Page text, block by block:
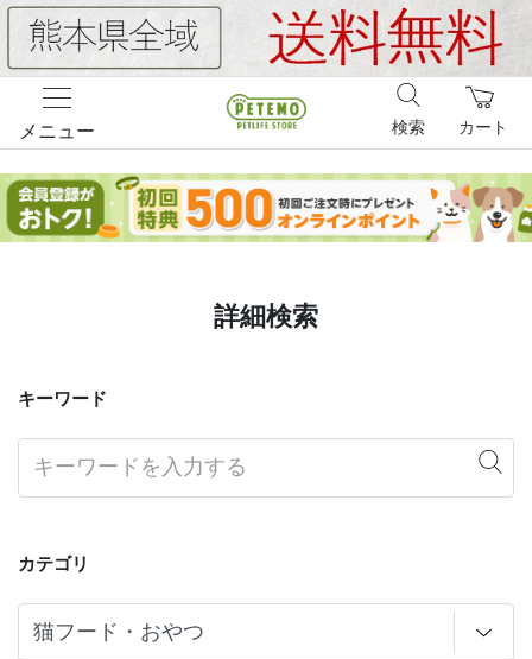
メニュー カート
検索
詳細検索
キーワード
カテゴリ